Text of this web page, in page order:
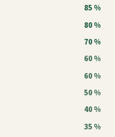
85 %
80 %
70 %
60 %
60 %
50 %
40 %
35 %